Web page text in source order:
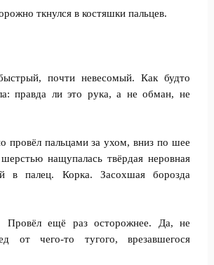
ткнулся в костяшки пальцев.
почти невесомый. Как будто
правда ли это рука, а не обман, не
провёл пальцами за ухом, вниз по шее
нащупалась твёрдая неровная
в палец. Корка. Засохшая борозда
Провёл ещё раз осторожнее. Да, не
от чего-то тугого, врезавшегося